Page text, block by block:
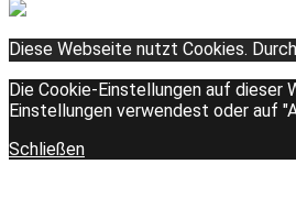
Diese Webseite nutzt Cookies.
Die Cookie-Einstellungen auf dieser
Einstellungen verwendest oder auf
Schließen